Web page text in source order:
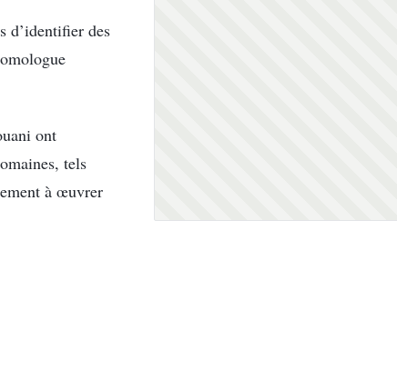
d’identifier des
ont
tels
à œuvrer